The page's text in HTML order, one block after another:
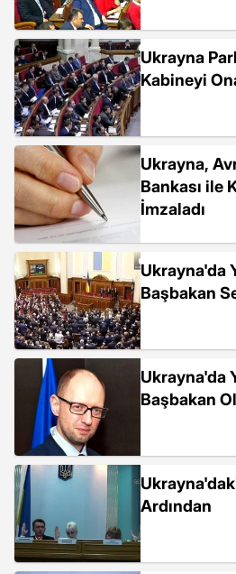
Ukrayna
Kabineyi
Ukrayna,
Bankası ile
İmzaladı
Ukrayna'da
Başbakan
Ukrayna'da
Başbakan
Ardından